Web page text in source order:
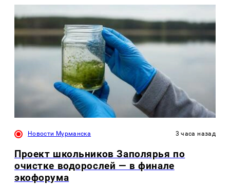
Новости Мурманска 3 часа назад
Проект школьников Заполярья по
очистке водорослей — в финале
экофорума